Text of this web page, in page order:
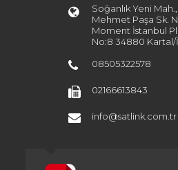
Soğanlık Yeni
Mehmet Paşa Sk.
Moment İstanbul
No:8 34880 Kartal/
08505322578
02166613843
info@satlink.com.tr